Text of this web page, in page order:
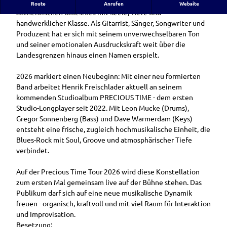
Route Anrufen Website
authentischen Bluesrock mit Seele, Tiefe und
handwerklicher Klasse. Als Gitarrist, Sänger, Songwriter und
Produzent hat er sich mit seinem unverwechselbaren Ton
und seiner emotionalen Ausdruckskraft weit über die
Landesgrenzen hinaus einen Namen erspielt.
2026 markiert einen Neubeginn: Mit einer neu formierten
Band arbeitet Henrik Freischlader aktuell an seinem
kommenden Studioalbum PRECIOUS TIME - dem ersten
Studio-Longplayer seit 2022. Mit Leon Mucke (Drums),
Gregor Sonnenberg (Bass) und Dave Warmerdam (Keys)
entsteht eine frische, zugleich hochmusikalische Einheit, die
Blues-Rock mit Soul, Groove und atmosphärischer Tiefe
verbindet.
Auf der Precious Time Tour 2026 wird diese Konstellation
zum ersten Mal gemeinsam live auf der Bühne stehen. Das
Publikum darf sich auf eine neue musikalische Dynamik
freuen - organisch, kraftvoll und mit viel Raum für Interaktion
und Improvisation.
Besetzung: